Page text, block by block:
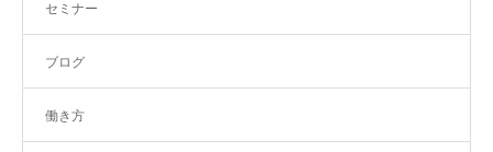
セミナー
ブログ
働き方